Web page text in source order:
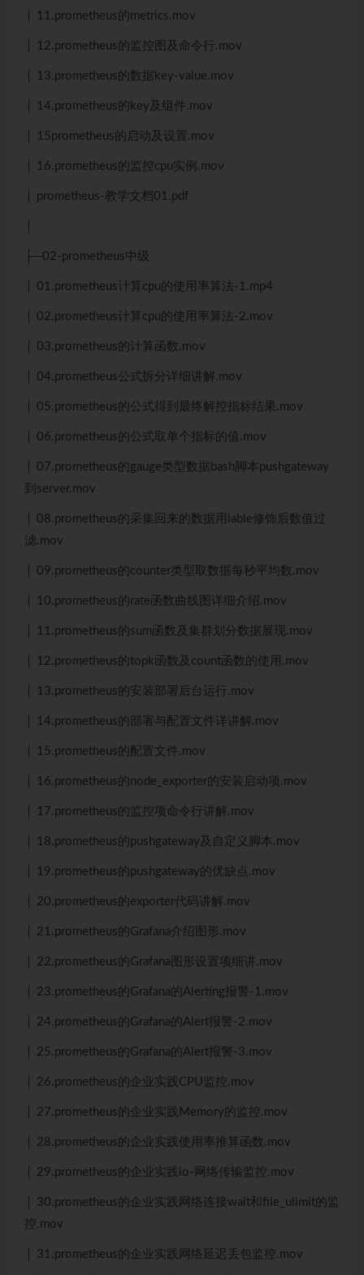
│ 11.prometheus的metrics.mov
│ 12.prometheus的监控图及命令行.mov
│ 13.prometheus的数据key-value.mov
│ 14.prometheus的key及组件.mov
│ 15prometheus的启动及设置.mov
│ 16.prometheus的监控cpu实例.mov
│ prometheus-教学文档01.pdf
├─02-prometheus中级
│ 01.prometheus计算cpu的使用率算法-1.mp4
│ 02.prometheus计算cpu的使用率算法-2.mov
│ 03.prometheus的计算函数.mov
│ 04.prometheus公式拆分详细讲解.mov
│ 05.prometheus的公式得到最终解控指标结果.mov
│ 06.prometheus的公式取单个指标的值.mov
│ 07.prometheus的gauge类型数据bash脚本pushgateway
到server.mov
│ 08.prometheus的采集回来的数据用lable修饰后数值过
滤.mov
│ 09.prometheus的counter类型取数据每秒平均数.mov
│ 10.prometheus的rate函数曲线图详细介绍.mov
│ 11.prometheus的sum函数及集群划分数据展现.mov
│ 12.prometheus的topk函数及count函数的使用.mov
│ 13.prometheus的安装部署后台运行.mov
│ 14.prometheus的部署与配置文件详讲解.mov
│ 15.prometheus的配置文件.mov
│ 16.prometheus的node_exporter的安装启动项.mov
│ 17.prometheus的监控项命令行讲解.mov
│ 18.prometheus的pushgateway及自定义脚本.mov
│ 19.prometheus的pushgateway的优缺点.mov
│ 20.prometheus的exporter代码讲解.mov
│ 21.prometheus的Grafana介绍图形.mov
│ 22.prometheus的Grafana图形设置项细讲.mov
│ 23.prometheus的Grafana的Alerting报警-1.mov
│ 24.prometheus的Grafana的Alert报警-2.mov
│ 25.prometheus的Grafana的Alert报警-3.mov
│ 26.prometheus的企业实践CPU监控.mov
│ 27.prometheus的企业实践Memory的监控.mov
│ 28.prometheus的企业实践使用率推算函数.mov
│ 29.prometheus的企业实践io-网络传输监控.mov
│ 30.prometheus的企业实践网络连接wait和file_ulimit的监
控.mov
│ 31.prometheus的企业实践网络延迟丢包监控.mov